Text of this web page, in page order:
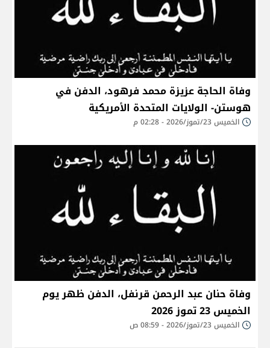
وفاة الحاجة عزيزة محمد فرهود، الدفن في
هوستن- الولايات المتحدة الأمريكية
الخميس 23/تموز/2026 - 02:28 م
وفاة حنان عبد الرحمن قرنفل، الدفن ظهر يوم
الخميس 23 تموز 2026
الخميس 23/تموز/2026 - 08:59 ص